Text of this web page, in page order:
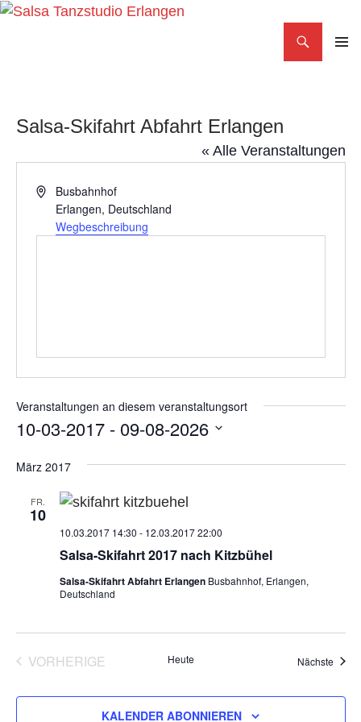
Salsa-Skifahrt Abfahrt Erlangen
« Alle Veranstaltungen
AdresseBusbahnhof
Erlangen, Deutschland
Wegbeschreibung
Veranstaltungen an diesem veranstaltungsort
10-03-2017 - 09-08-2026
wählen.
März 2017
FR.
10
Salsa-Skifahrt 2017 nach Kitzbühel
10.03.2017 14:30 - 12.03.2017 22:00
Salsa-Skifahrt Abfahrt Erlangen Busbahnhof, Erlangen,
Deutschland
VORHERIGE
Heute Nächste
KALENDER ABONNIEREN